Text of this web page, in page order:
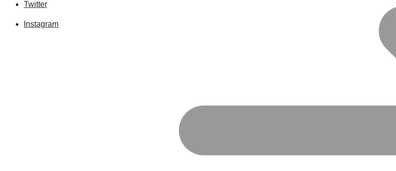
Twitter
Instagram